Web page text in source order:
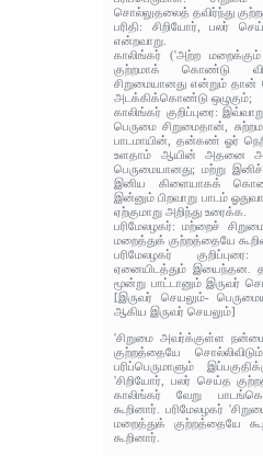
சொல்லுதலைத் தவிர்ந்து
பரிதி: சிறியோர், பலர்
என்றவாறு.
காலிங்கர் ('அற்ற
குற்றமாக் கொண்டு
சிறுமையானது என்றும்
அடக்கிக்கொண்டு ஒழுகும்;
காலிங்கர் குறிப்புரை:
பெருமை சிறுமைதான்,
பாடமாயின், தன்கண் ஓர்
உளதாம் ஆயின் அதனை
பெருமையானது; மற்று
இனிய கிளையாகக்
இன்னும் பிறவாறு பாடம்
ஏற்குமாறு அறிந்து உரைக்க.
பரிமேலழகர்: மற்றைச்
மறைத்துக் குற்றத்தையே
பரிமேலழகர்
ஏனையிடத்தும் இயைந்தன.
மூன்று பாட்டானும் இருவர்
[இருவர் செயலும்-
ஆகிய இருவர் செயலும்]
'சிறுமை அவர்க்குள்ள
குற்றத்தையே
பரிப்பெருமாளும்
'சிறியோர், பலர் செய்த
காலிங்கர் வேறு
கூறினார். பரிமேலழகர்
மறைத்துக் குற்றத்தையே
கூறினார்.